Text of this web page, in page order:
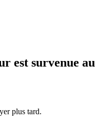
est survenue
plus tard.